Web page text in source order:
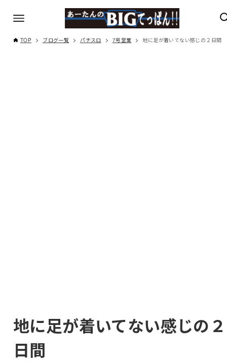
TOP ブログ一覧 パチスロ 7号営業 地に足が着いてない感じの２日間
地に足が着いてない感じの２
日間